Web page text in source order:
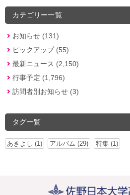
カテゴリー一覧
お知らせ (131)
ピックアップ (55)
最新ニュース (2,150)
行事予定 (1,796)
訪問者別お知らせ (3)
タグ一覧
あきよし (1) アルバム (29) 特集 (1)